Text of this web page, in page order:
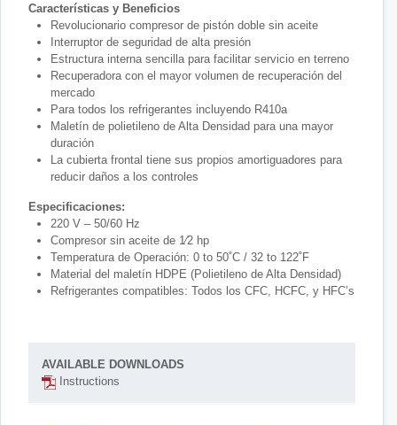
Características y Beneficios
Revolucionario compresor de pistón doble sin aceite
Interruptor de seguridad de alta presión
Estructura interna sencilla para facilitar servicio en terreno
Recuperadora con el mayor volumen de recuperación del
mercado
Para todos los refrigerantes incluyendo R410a
Maletín de polietileno de Alta Densidad para una mayor
duración
La cubierta frontal tiene sus propios amortiguadores para
reducir daños a los controles
Especificaciones:
220 V – 50/60 Hz
Compresor sin aceite de 1⁄2 hp
Temperatura de Operación: 0 to 50˚C / 32 to 122˚F
Material del maletín HDPE (Polietileno de Alta Densidad)
Refrigerantes compatibles: Todos los CFC, HCFC, y HFC’s
AVAILABLE DOWNLOADS
Instructions